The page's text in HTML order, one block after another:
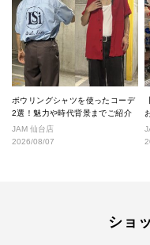
ボウリングシャツを使ったコーデ
2選！魅力や時代背景までご紹介
JAM 仙台店
2026/08/07
ショ